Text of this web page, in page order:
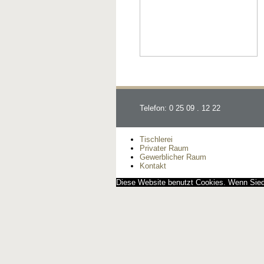
Telefon: 0 25 09 . 12 22
Tischlerei
Privater Raum
Gewerblicher Raum
Kontakt
Diese Website benutzt Cookies. Wenn